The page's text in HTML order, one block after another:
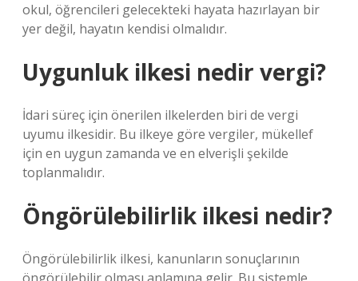
okul, öğrencileri gelecekteki hayata hazırlayan bir
yer değil, hayatın kendisi olmalıdır.
Uygunluk ilkesi nedir vergi?
İdari süreç için önerilen ilkelerden biri de vergi
uyumu ilkesidir. Bu ilkeye göre vergiler, mükellef
için en uygun zamanda ve en elverişli şekilde
toplanmalıdır.
Öngörülebilirlik ilkesi nedir?
Öngörülebilirlik ilkesi, kanunların sonuçlarının